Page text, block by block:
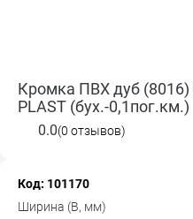
Кромка ПВХ дуб
PLAST (бух.-0,1пог.км.)
0.0(0 отзывов)
Код: 101170
Ширина (B, мм)